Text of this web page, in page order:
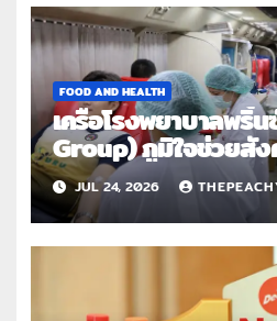
FOOD AND HEALTH
เครือโรงพยาบาลพริ้น
Group) ภูมิใจช่วยสั
ใหญ่ระดับประเทศ
ต่อการให้ไม่สิ้นสุด”
JUL 24, 2026